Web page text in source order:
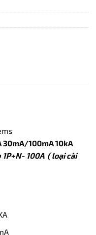
30mA/100mA 10kA
1P+N- 100A ( loại cài